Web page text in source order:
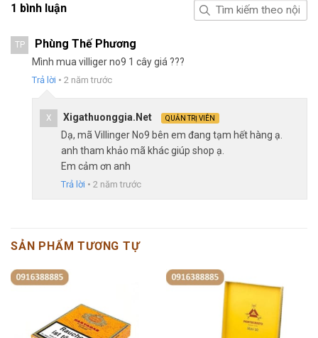
1 bình luận
TP Phùng Thế Phương
Mình mua villiger no9 1 cây giá ???
Trả lời • 2 năm trước
X Xigathuonggia.net QUẢN TRỊ VIÊN
Dạ, mã Villinger No9 bên em đang tạm hết hàng ạ.
anh tham khảo mã khác giúp shop ạ.
Em cảm ơn anh
Trả lời • 2 năm trước
SẢN PHẨM TƯƠNG TỰ